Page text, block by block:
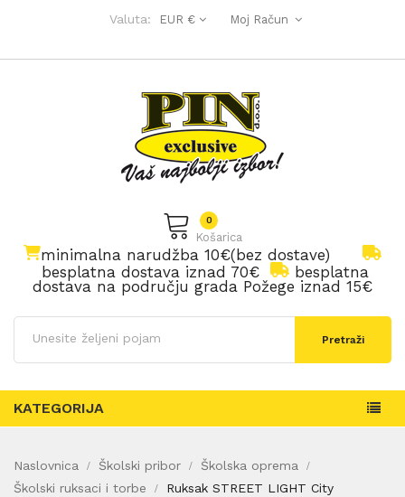
Valuta: EUR € Moj Račun
Košarica
0
minimalna narudžba 10€(bez dostave)
besplatna dostava iznad 70€
besplatna
dostava na području grada Požege iznad 15€
Pretraži
KATEGORIJA
Naslovnica Školski pribor
Školska oprema
Školski ruksaci i torbe
Ruksak STREET LIGHT City